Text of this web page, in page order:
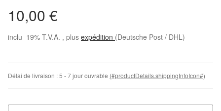
10,00 €
inclu 19% T.V.A. , plus expédition (Deutsche Post / DHL)
Délai de livraison :5 - 7 jour ouvrable (#productDetails.shippingInfoIcon#)